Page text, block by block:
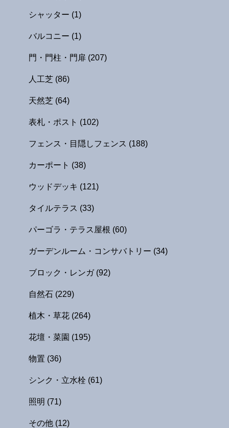
シャッター (1)
バルコニー (1)
門・門柱・門扉 (207)
人工芝 (86)
天然芝 (64)
表札・ポスト (102)
フェンス・目隠しフェンス (188)
カーポート (38)
ウッドデッキ (121)
タイルテラス (33)
パーゴラ・テラス屋根 (60)
ガーデンルーム・コンサバトリー (34)
ブロック・レンガ (92)
自然石 (229)
植木・草花 (264)
花壇・菜園 (195)
物置 (36)
シンク・立水栓 (61)
照明 (71)
その他 (12)